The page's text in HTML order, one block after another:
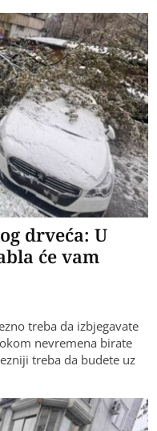
drveća: U
će vam
treba da izbjegavate
nevremena birate
treba da budete uz